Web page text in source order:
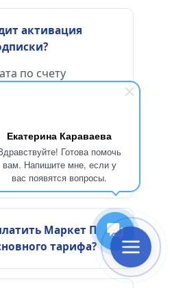
Екатерина Караваева
Готова помочь
вам. Напишите мне, если у
вас появятся вопросы.
активация
по счету
мы генерируем
ключ
Наш
его вам и
в разделе "Мой
мгновенная.
Маркет Плюс
тарифа?